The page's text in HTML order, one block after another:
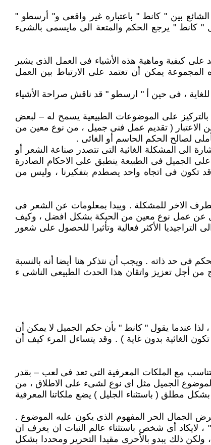
بين " كانط " باعتباره غير واقعى و" أرسطو "
ل " كانط " يرجع الحكم والمتعة الى مايسمى بالشىء
كيفية وماهية هذه الأشياء فى العمل الذى يشير
المجموعة يمكن أن تعتمد على الارتباط بين العمل
للغاية ، فى حين أ " ارسطو " قد ناقش صراحة الأشياء
بالتركيز على الموضوعات الطبيعية يسمح له – لبعض
الاعتبار ( تقديم عمل فنى جميل ، من نوع معين من
لصالح الحكم الحاسم أو الغائى .
الى المشكلة الغائية التى تتصدر صناعة الشعر أو
الجميل فى الطبيعة ينطبق على الاحكام الصادرة
قد تكون فى اتجاه واحد يصطدم بتفكيرنا ، وليس من
الاخر للمشكلة . ويبدا بمعلومات عن الشعر فى
عن عمل نوع معين من الحبكة بشكل افضل ، وكيف
التراجيديا الأكثر فعالية وتأثيرا للحصول على شعور
فى حد ذاته . ويجب أن نتذكر هنا أيضا أنه بالنسبة
أجل تعزيز واتقان هذا الحدث الطبيعى الناشى ء
لذا عندما يقول " كانط " بأن حكم الجميل لا يمكن أن
الغائية بدون غاية ) . وقد يتساءل المرء كيف أن
مع الملكات المعرفية التى تعد فى لعب – بقدر
الموضوع الجميل مثل اى نوع لشىء على الاطلاق ، من
مطلق ( باستثناء الجليل ) يضع ملكاتنا المعرفية
الجمال الحر المفهوم الذى يكون عليه الموضوع .
لايكاد أى شخص باستثناء عالم النبات ان يعرف ان
ولكن ذلك يبدو بالأحرى مقيدا التحرير ومحددا بشكل